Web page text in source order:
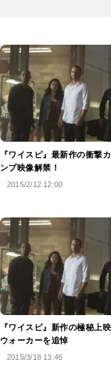
『ワイスピ』最新作の衝撃
ンプ映像解禁！
2015/2/12 12:00
『ワイスピ』新作の極秘上
ウォーカーを追悼
2015/3/18 13:46